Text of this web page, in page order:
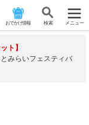
おでかけ情報 検 索 メニュー
ト】
みらいフェスティバ